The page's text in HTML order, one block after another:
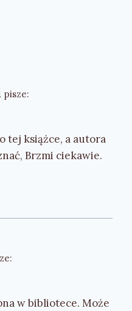
pisze:
tej książce, a autora
Brzmi ciekawie.
w bibliotece. Może